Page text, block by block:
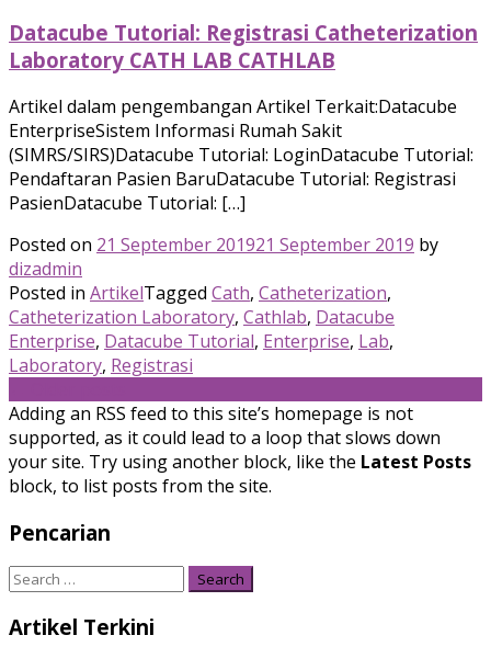
Datacube Tutorial: Registrasi Catheterization
Laboratory CATH LAB CATHLAB
Artikel dalam pengembangan Artikel Terkait:Datacube
EnterpriseSistem Informasi Rumah Sakit
(SIMRS/SIRS)Datacube Tutorial: LoginDatacube Tutorial:
Pendaftaran Pasien BaruDatacube Tutorial: Registrasi
PasienDatacube Tutorial: […]
Posted on 21 September 201921 September 2019 by
dizadmin
Posted in ArtikelTagged Cath, Catheterization,
Catheterization Laboratory, Cathlab, Datacube
Enterprise, Datacube Tutorial, Enterprise, Lab,
Laboratory, Registrasi
navigation
Adding an RSS feed to this site’s homepage is not
supported, as it could lead to a loop that slows down
your site. Try using another block, like the Latest Posts
block, to list posts from the site.
Pencarian
Search
Artikel Terkini